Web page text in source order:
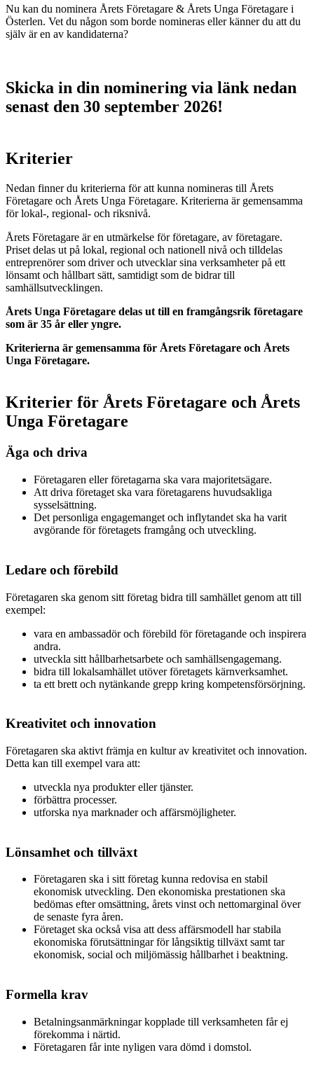
Nu kan du nominera Årets Företagare & Årets Unga Företagare i
Österlen. Vet du någon som borde nomineras eller känner du att du
själv är en av kandidaterna?
Skicka in din nominering via länk nedan
senast den 30 september 2026!
Kriterier
Nedan finner du kriterierna för att kunna nomineras till Årets
Företagare och Årets Unga Företagare. Kriterierna är gemensamma
för lokal-, regional- och riksnivå.
Årets Företagare är en utmärkelse för företagare, av företagare.
Priset delas ut på lokal, regional och nationell nivå och tilldelas
entreprenörer som driver och utvecklar sina verksamheter på ett
lönsamt och hållbart sätt, samtidigt som de bidrar till
samhällsutvecklingen.
Årets Unga Företagare delas ut till en framgångsrik företagare
som är 35 år eller yngre.
Kriterierna är gemensamma för Årets Företagare och Årets
Unga Företagare.
Kriterier för Årets Företagare och Årets
Unga Företagare
Äga och driva
Företagaren eller företagarna ska vara majoritetsägare.
Att driva företaget ska vara företagarens huvudsakliga
sysselsättning.
Det personliga engagemanget och inflytandet ska ha varit
avgörande för företagets framgång och utveckling.
Ledare och förebild
Företagaren ska genom sitt företag bidra till samhället genom att till
exempel:
vara en ambassadör och förebild för företagande och inspirera
andra.
utveckla sitt hållbarhetsarbete och samhällsengagemang.
bidra till lokalsamhället utöver företagets kärnverksamhet.
ta ett brett och nytänkande grepp kring kompetensförsörjning.
Kreativitet och innovation
Företagaren ska aktivt främja en kultur av kreativitet och innovation.
Detta kan till exempel vara att:
utveckla nya produkter eller tjänster.
förbättra processer.
utforska nya marknader och affärsmöjligheter.
Lönsamhet och tillväxt
Företagaren ska i sitt företag kunna redovisa en stabil
ekonomisk utveckling. Den ekonomiska prestationen ska
bedömas efter omsättning, årets vinst och nettomarginal över
de senaste fyra åren.
Företaget ska också visa att dess affärsmodell har stabila
ekonomiska förutsättningar för långsiktig tillväxt samt tar
ekonomisk, social och miljömässig hållbarhet i beaktning.
Formella krav
Betalningsanmärkningar kopplade till verksamheten får ej
förekomma i närtid.
Företagaren får inte nyligen vara dömd i domstol.